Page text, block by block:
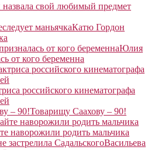
свой любимый предмет
Катю Гордон
Юлия
от кого беременна
российского кинематографа
Товарищу Саахову – 90!
наворожили родить мальчика
Васильева